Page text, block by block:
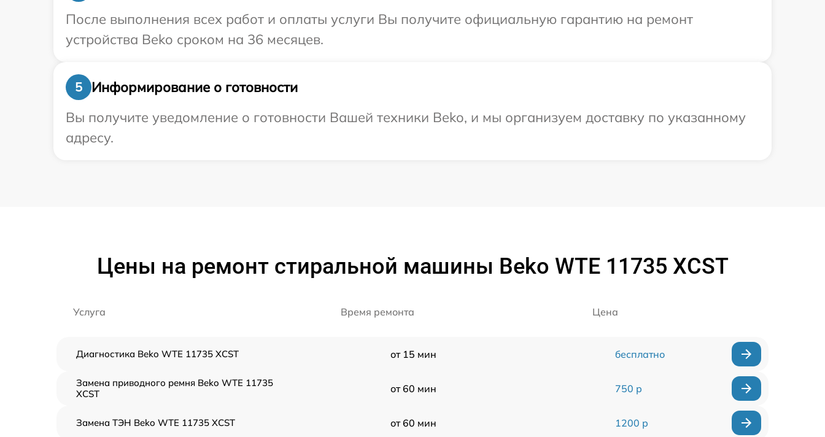
После выполнения всех работ и оплаты услуги Вы получите официальную гарантию на ремонт
устройства Beko сроком на 36 месяцев.
5
Информирование о готовности
Вы получите уведомление о готовности Вашей техники Beko, и мы организуем доставку по указанному
адресу.
Цены на ремонт стиральной машины Beko WTE 11735 XCST
Услуга Время ремонта Цена
Диагностика Beko WTE 11735 XCST от 15 мин бесплатно
Замена приводного ремня Beko WTE 11735
XCST
от 60 мин 750 р
Замена ТЭН Beko WTE 11735 XCST от 60 мин 1200 р